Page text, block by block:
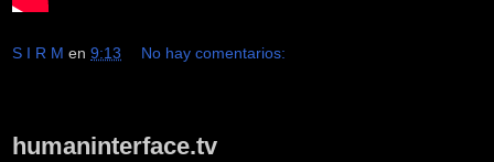
S I R M en 9:13 No hay comentarios:
humaninterface.tv